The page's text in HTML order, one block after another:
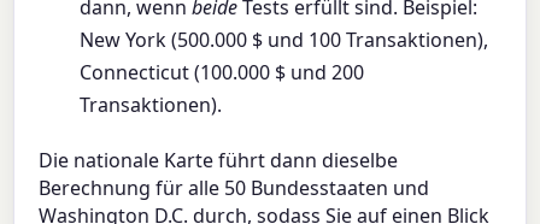
dann, wennbeideTests erfüllt sind. Beispiel:
New York (500.000 $ und 100 Transaktionen),
Connecticut (100.000 $ und 200
Transaktionen).
Die nationale Karte führt dann dieselbe
Berechnung für alle 50 Bundesstaaten und
Washington D.C. durch, sodass Sie auf einen Blick